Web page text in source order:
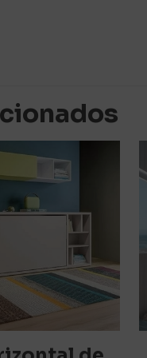
armario arriba y
Tu dirección de correo
marcados con
Tu puntuación